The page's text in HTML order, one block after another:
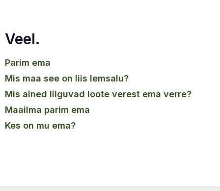
Veel.
parim ema
mis maa see on liis lemsalu?
mis ained liiguvad loote verest ema verre?
maailma parim ema
kes on mu ema?